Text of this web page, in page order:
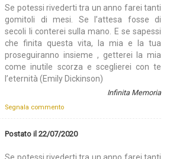
Se potessi rivederti tra un anno farei tanti
gomitoli di mesi. Se l’attesa fosse di
secoli li conterei sulla mano. E se sapessi
che finita questa vita, la mia e la tua
proseguiranno insieme , getterei la mia
come inutile scorza e sceglierei con te
l’eternità (Emily Dickinson)
Infinita Memoria
Segnala commento
Postato il 22/07/2020
Se potessi rivederti tra un anno farei tanti